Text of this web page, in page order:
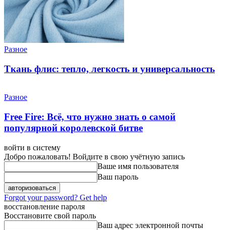
Разное
Ткань флис: тепло, легкость и универсальность
Разное
Free Fire: Всё, что нужно знать о самой
популярной королевской битве
войти в систему
Добро пожаловать! Войдите в свою учётную запись
Ваше имя пользователя
Ваш пароль
Forgot your password? Get help
восстановление пароля
Восстановите свой пароль
Ваш адрес электронной почты